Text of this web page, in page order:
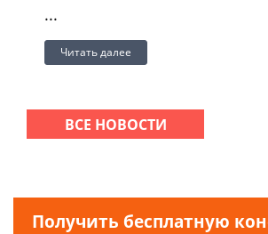
...
Читать далее
ВСЕ НОВОСТИ
Получить бесплатную